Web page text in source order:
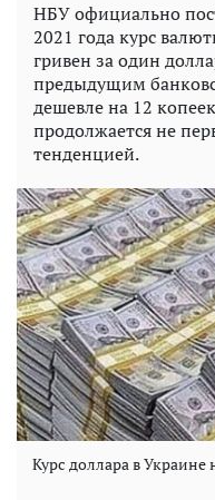
НБУ официально
2021 года курс
гривен за один
предыдущим
дешевле на 12
продолжается не
тенденцией.
Курс доллара в